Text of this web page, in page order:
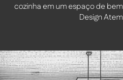
cozinha em um espaço de
Design